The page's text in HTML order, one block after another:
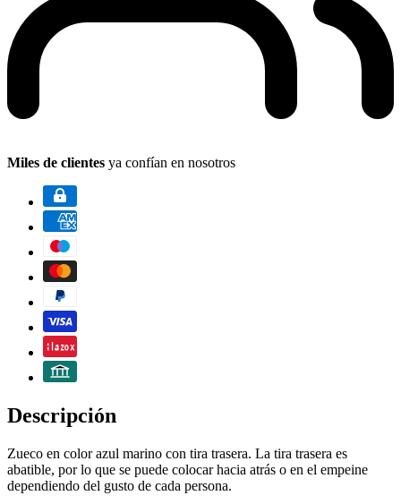
Miles de clientes ya confían en nosotros
Descripción
Zueco en color azul marino con tira trasera. La tira trasera es
abatible, por lo que se puede colocar hacia atrás o en el empeine
dependiendo del gusto de cada persona.